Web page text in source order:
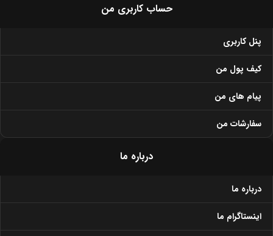
درباره ما
درباره ما
اینستاگرام ما
حساب کاربری من
پنل کاربری
کیف پول من
پیام های من
سفارشات من